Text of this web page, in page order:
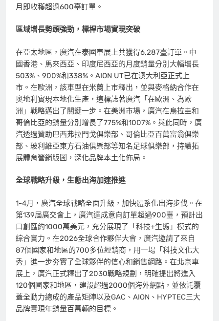
月即收穫超過600臺訂單。
區域增長勢頭強勁，標桿市場實現突破
在亞太地區，廣汽在泰國車展上共獲得6,287臺訂單。中
國香港、馬來西亞、印度尼西亞的月度銷量分別大幅增長
503%、900%和338%。AION UT已在澳大利亞正式上
市。在歐洲，該車型在米蘭上市釋出，並與麥格納合作在
奧地利實現本地化生產，這標誌著廣汽「在歐洲、為歐
洲」戰略邁出了關鍵一步。在美洲市場，廣汽在烏拉圭和
哥倫比亞的銷量分別增長了775%和1007%。與此同時，廣
汽透過贊助巴西弗拉門戈俱樂部、哥倫比亞百萬富翁俱樂
部、玻利維亞東方石油俱樂部等知名足球俱樂部，持續拓
展體育營銷版圖，深化品牌本土化佈局。
全球戰略升級，生態出海加速推進
1-4月，廣汽全球戰略全面升級，加快體系化出海步伐。在
第139屆廣交會上，廣汽達成意向訂單超過900臺，預計出
口創匯約1000萬美元，充分展現了「科技+生態」模式的
綜合實力。在2026全球合作夥伴大會，廣汽邀請了來自
87個國家和地區的700多位經銷商，用一場「科技文化大
秀」進一步夯實了全球夥伴的信心和銷售網路。在北京車
展上，廣汽正式釋出了2030戰略規劃，明確提出將進入
120個國家和地區，建設超過2000個海外網點，並依託覆
蓋全動力總成的產品矩陣以及GAC、AION、HYPTEC三大
品牌實現年銷量百萬輛的目標。